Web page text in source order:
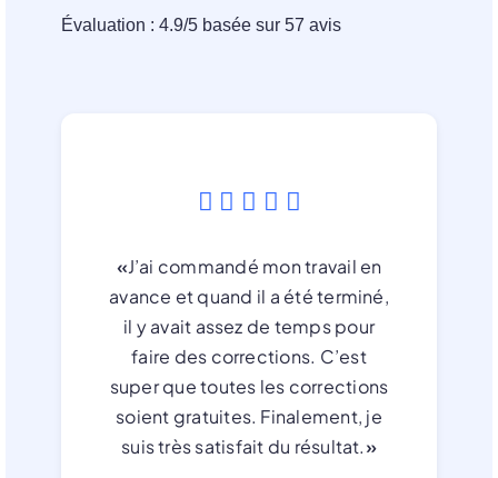
Évaluation : 4.9/5 basée sur 57 avis
«J’ai commandé mon travail en
avance et quand il a été terminé,
il y avait assez de temps pour
faire des corrections. C’est
super que toutes les corrections
soient gratuites. Finalement, je
suis très satisfait du résultat.»